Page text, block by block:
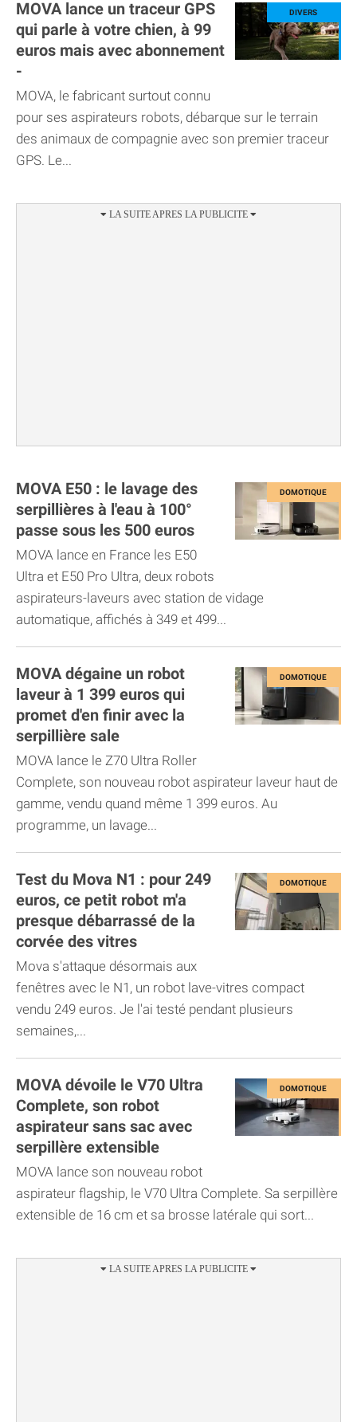
MOVA lance un traceur GPS
qui parle à votre chien, à 99
euros mais avec abonnement
-
MOVA, le fabricant surtout connu
pour ses aspirateurs robots, débarque sur le terrain
des animaux de compagnie avec son premier traceur
GPS. Le...
MOVA E50 : le lavage des
serpillières à l'eau à 100°
passe sous les 500 euros
MOVA lance en France les E50
Ultra et E50 Pro Ultra, deux robots
aspirateurs-laveurs avec station de vidage
automatique, affichés à 349 et 499...
MOVA dégaine un robot
laveur à 1 399 euros qui
promet d'en finir avec la
serpillière sale
MOVA lance le Z70 Ultra Roller
Complete, son nouveau robot aspirateur laveur haut de
gamme, vendu quand même 1 399 euros. Au
programme, un lavage...
Test du Mova N1 : pour 249
euros, ce petit robot m'a
presque débarrassé de la
corvée des vitres
Mova s'attaque désormais aux
fenêtres avec le N1, un robot lave-vitres compact
vendu 249 euros. Je l'ai testé pendant plusieurs
semaines,...
MOVA dévoile le V70 Ultra
Complete, son robot
aspirateur sans sac avec
serpillère extensible
MOVA lance son nouveau robot
aspirateur flagship, le V70 Ultra Complete. Sa serpillère
extensible de 16 cm et sa brosse latérale qui sort...